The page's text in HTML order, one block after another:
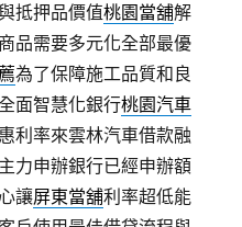
抵押品價值桃園當舖解
品需要多元化全部最優
為了保障施工品質和良
面智慧化銀行桃園汽車
利率來雲林汽車借款融
主力申辦銀行已經申辦額
讓屏東當舖利率超低能